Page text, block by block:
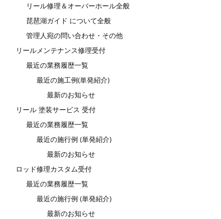
リール修理＆オーバーホール全般
琵琶湖ガイド について全般
管理人宛の問い合わせ・その他
リールメンテナンス修理受付
最近の業務履歴一覧
最近の施工例(単発紹介)
最新のお知らせ
リール 塗装サービス 受付
最近の業務履歴一覧
最近の施行例 (単発紹介)
最新のお知らせ
ロッド修理カスタム受付
最近の業務履歴一覧
最近の施行例 (単発紹介)
最新のお知らせ